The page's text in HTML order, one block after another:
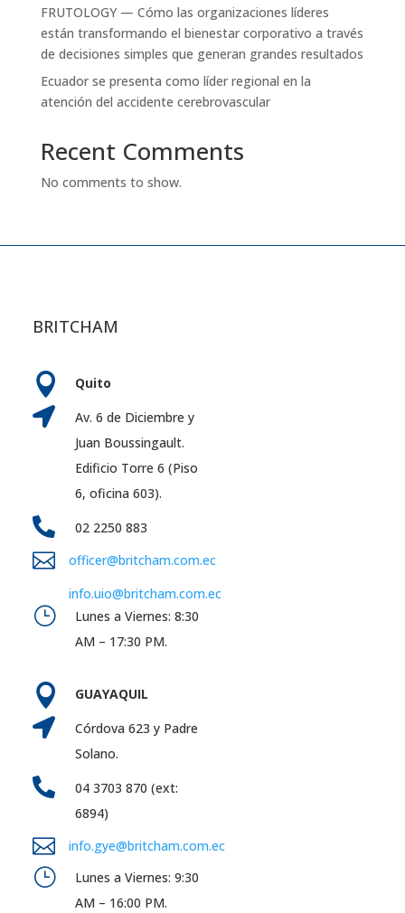
FRUTOLOGY — Cómo las organizaciones líderes
están transformando el bienestar corporativo a través
de decisiones simples que generan grandes resultados
Ecuador se presenta como líder regional en la
atención del accidente cerebrovascular
Recent Comments
No comments to show.
BRITCHAM
 Quito

Av. 6 de Diciembre y
Juan Boussingault.
Edificio Torre 6 (Piso
6, oficina 603).
 02 2250 883

officer@britcham.com.ec
info.uio@britcham.com.ec
}
Lunes a Viernes: 8:30
AM – 17:30 PM.
 GUAYAQUIL

Córdova 623 y Padre
Solano.

04 3703 870 (ext:
6894)
 info.gye@britcham.com.ec
}
Lunes a Viernes: 9:30
AM – 16:00 PM.